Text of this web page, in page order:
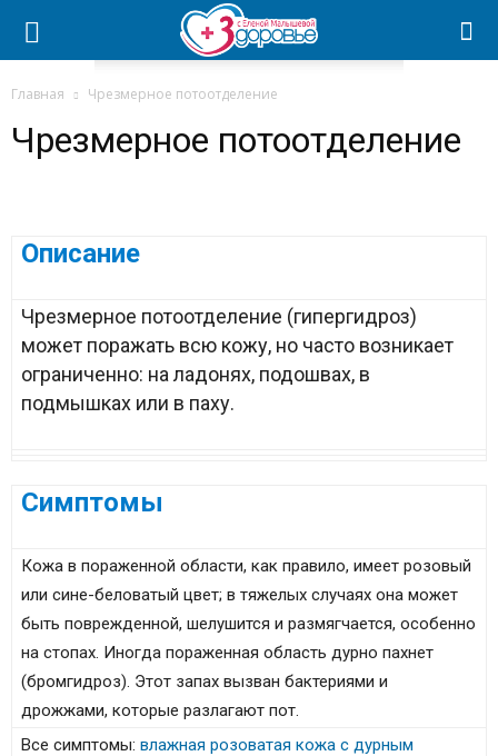
Главная Чрезмерное потоотделение
Чрезмерное потоотделение
Описание
Чрезмерное потоотделение (гипергидроз)
может поражать всю кожу, но часто возникает
ограниченно: на ладонях, подошвах, в
подмышках или в паху.
Симптомы
Кожа в пораженной области, как правило, имеет розовый
или сине-беловатый цвет; в тяжелых случаях она может
быть поврежденной, шелушится и размягчается, особенно
на стопах. Иногда пораженная область дурно пахнет
(бромгидроз). Этот запах вызван бактериями и
дрожжами, которые разлагают пот.
Все симптомы: влажная розоватая кожа с дурным